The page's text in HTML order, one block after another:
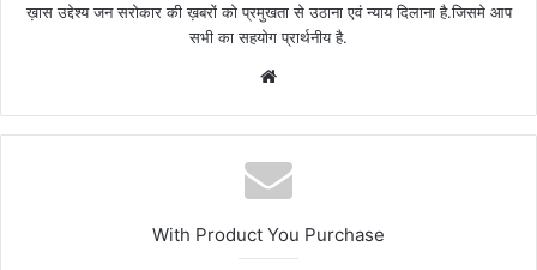
ख़ास उद्देश्य जन सरोकार की ख़बरों को प्रमुखता से उठाना एवं न्याय दिलाना है.जिसमे आप
सभी का सहयोग प्रार्थनीय है.
With Product You Purchase